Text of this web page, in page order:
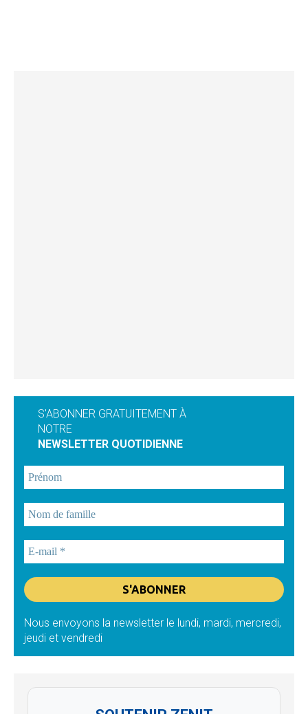
S'ABONNER GRATUITEMENT À
NOTRE
NEWSLETTER QUOTIDIENNE
Nous envoyons la newsletter le lundi, mardi, mercredi,
jeudi et vendredi